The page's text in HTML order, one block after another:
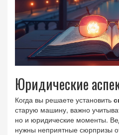
Юридические
Когда вы решаете установить
старую машину, важно
но и юридические моменты.
нужны неприятные сюрпризы